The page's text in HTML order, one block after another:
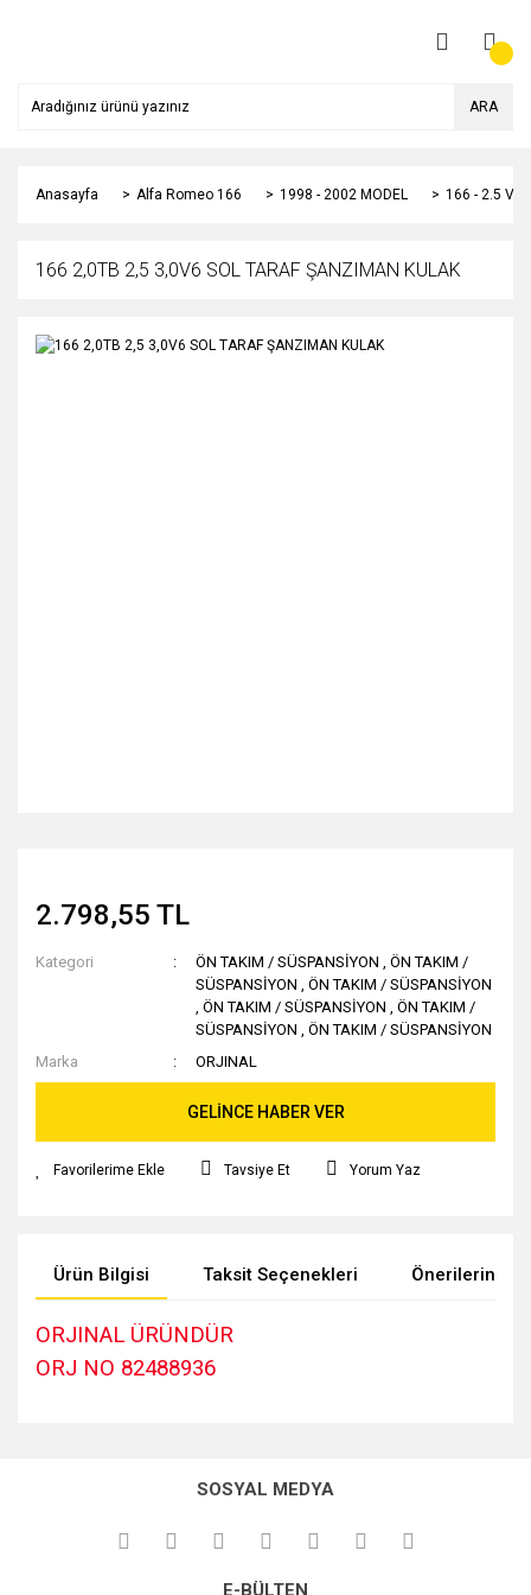
ARA
Anasayfa Alfa Romeo 166 1998 - 2002 MODEL 166 - 2.5 V6
166 2,0TB 2,5 3,0V6 SOL TARAF ŞANZIMAN KULAK
2.798,55 TL
Kategori ÖN TAKIM / SÜSPANSİYON ,ÖN TAKIM /
SÜSPANSİYON ,ÖN TAKIM / SÜSPANSİYON
,ÖN TAKIM / SÜSPANSİYON ,ÖN TAKIM /
SÜSPANSİYON ,ÖN TAKIM / SÜSPANSİYON
Marka
ORJINAL
GELİNCE HABER VER
Tavsiye Et Yorum Yaz
Ürün Bilgisi Taksit Seçenekleri Önerileriniz
ORJINAL ÜRÜNDÜR
ORJ NO 82488936
kullanarak tarafımıza iletebilirsiniz.
Görüş ve önerileriniz için teşekkür ederiz.
SOSYAL MEDYA
E-BÜLTEN